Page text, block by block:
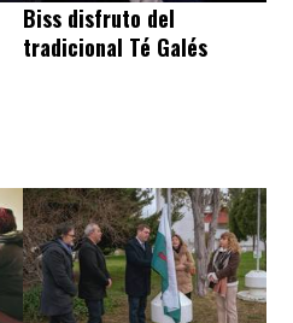
Biss disfruto del
tradicional Té Galés